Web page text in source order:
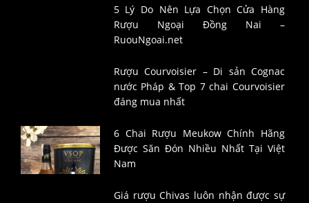
5 Lý Do Nên Lựa Chọn Cửa Hàng
Rượu Ngoại Đồng Nai –
RuouNgoai.net
Rượu Courvoisier – Di sản Cognac
nước Pháp & Top 7 chai Courvoisier
đáng mua nhất
6 Chai Rượu Meukow Chính Hãng
Được Săn Đón Nhiều Nhất Tại Việt
Nam
Giá rượu Chivas luôn nhận được sự